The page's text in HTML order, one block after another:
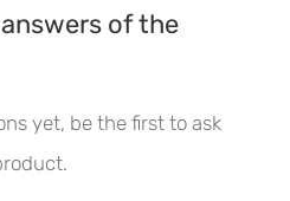
of the
yet, be the first to ask